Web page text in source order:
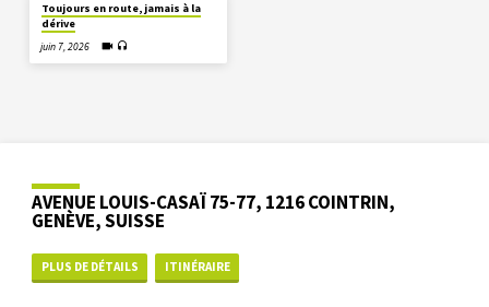
Toujours en route, jamais à la
dérive
juin 7, 2026
AVENUE LOUIS-CASAÏ 75-77, 1216 COINTRIN,
GENÈVE, SUISSE
PLUS DE DÉTAILS ITINÉRAIRE